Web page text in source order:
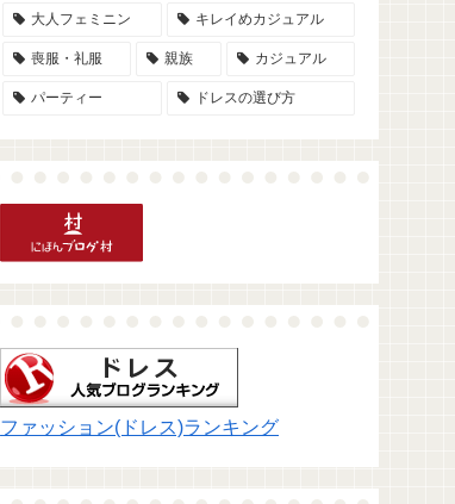
大人フェミニン キレイめカジュアル
喪服・礼服 親族 カジュアル
パーティー ドレスの選び方
ファッション(ドレス)ランキング